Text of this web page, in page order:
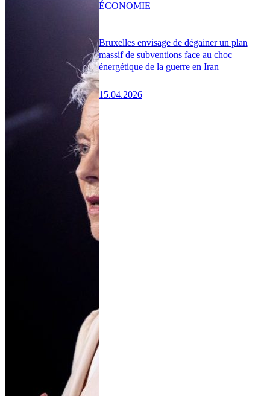
Bruxelles envisage de dégainer un plan
massif de subventions face au choc
énergétique de la guerre en Iran
15.04.2026
ÉCONOMIE